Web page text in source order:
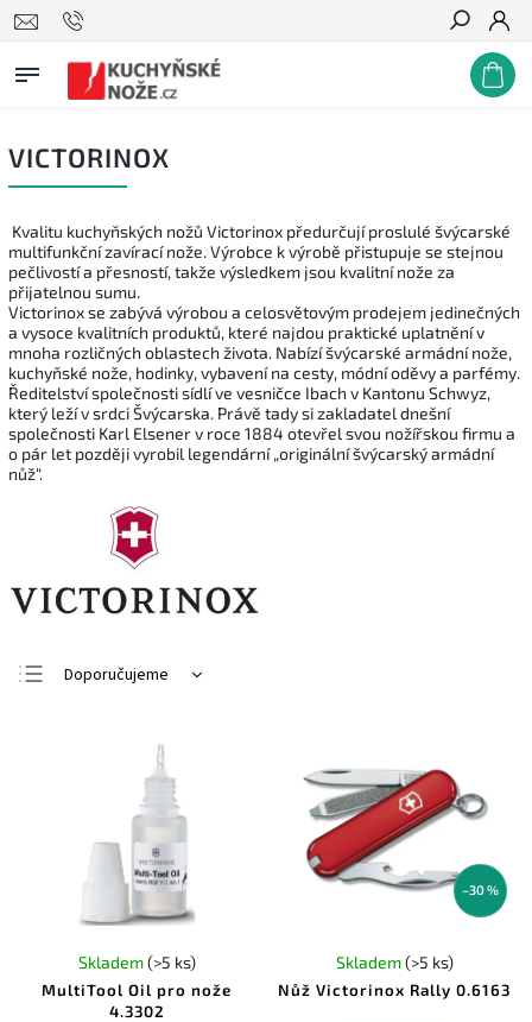
Hledat
VICTORINOX
Kvalitu kuchyňských nožů Victorinox předurčují proslulé švýcarské
multifunkční zavírací nože. Výrobce k výrobě přistupuje se stejnou
pečlivostí a přesností, takže výsledkem jsou kvalitní nože za
přijatelnou sumu.
Victorinox se zabývá výrobou a celosvětovým prodejem jedinečných
a vysoce kvalitních produktů, které najdou praktické uplatnění v
mnoha rozličných oblastech života. Nabízí švýcarské armádní nože,
kuchyňské nože, hodinky, vybavení na cesty, módní oděvy a parfémy.
Ředitelství společnosti sídlí ve vesničce Ibach v Kantonu Schwyz,
který leží v srdci Švýcarska. Právě tady si zakladatel dnešní
společnosti Karl Elsener v roce 1884 otevřel svou nožířskou firmu a
o pár let později vyrobil legendární „originální švýcarský armádní
nůž“.
Doporučujeme
Nejprodávanější
Abecedně
MultiTool Oil pro nože
4.3302
Skladem(>5 ks)
–30 %
Nůž Victorinox Rally 0.6163
Skladem(>5 ks)